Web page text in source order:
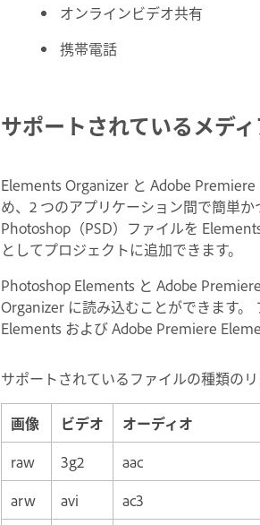
オンラインビデオ共有
携帯電話
サポートされているメデ
Elements Organizer と Adobe
め、2 つのアプリケーション間で簡単
Photoshop（PSD）ファイルを
としてプロジェクトに追加できます。
Photoshop Elements と Adobe
Organizer に読み込むことができます
Elements および Adobe Premiere
サポートされているファイルの種類のリ
画像 ビデオ
オーディオ
raw
3g2
aac
arw
avi
ac3